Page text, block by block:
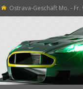
Ostrava-Geschäft Mo. - Fr.